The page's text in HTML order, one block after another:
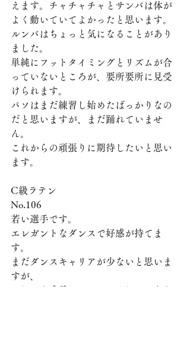
えます。チャチャチャとサンバは体が
よく動いていてよかったと思います。
ルンバはちょっと気になることがあり
ました。
単純にフットタイミングとリズムが合
っていないところが、要所要所に見受
けられます。
パソはまだ練習し始めたばっかりなの
だと思いますが、まだ踊れていませ
ん。
これからの頑張りに期待したいと思い
ます。
C級ラテン
No.106
若い選手です。
エレガントなダンスで好感が持てま
す。
まだダンスキャリアが少ないと思いま
すが、